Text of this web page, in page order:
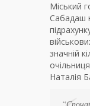
Міський
Сабадаш
значній
Наталія